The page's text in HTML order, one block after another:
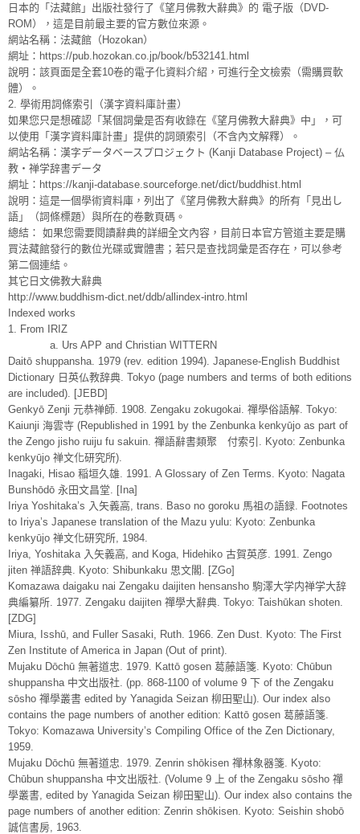
日本的「法藏館」出版社發行了《望月佛教大辭典》的 電子版（DVD-
ROM），這是目前最主要的官方數位來源。
網站名稱：法藏館（Hozokan）
網址：https://pub.hozokan.co.jp/book/b532141.html
說明：該頁面是全套10卷的電子化資料介紹，可進行全文檢索（需購買軟
體）。
2. 學術用詞條索引（漢字資料庫計畫）
如果您只是想確認「某個詞彙是否有收錄在《望月佛教大辭典》中」，可
以使用「漢字資料庫計畫」提供的詞頭索引（不含內文解釋）。
網站名稱：漢字データベースプロジェクト (Kanji Database Project) – 仏
教・禅学辞書データ
網址：https://kanji-database.sourceforge.net/dict/buddhist.html
說明：這是一個學術資料庫，列出了《望月佛教大辭典》的所有「見出し
語」（詞條標題）與所在的卷數頁碼。
總結： 如果您需要閱讀辭典的詳細全文內容，目前日本官方管道主要是購
買法藏館發行的數位光碟或實體書；若只是查找詞彙是否存在，可以參考
第二個連結。
其它日文佛教大辭典
http://www.buddhism-dict.net/ddb/allindex-intro.html
Indexed works
1. From IRIZ
a. Urs APP and Christian WITTERN
Daitō shuppansha. 1979 (rev. edition 1994). Japanese-English Buddhist
Dictionary 日英仏教辞典. Tokyo (page numbers and terms of both editions
are included). [JEBD]
Genkyō Zenji 元恭禅師. 1908. Zengaku zokugokai. 禪學俗語解. Tokyo:
Kaiunji 海雲寺 (Republished in 1991 by the Zenbunka kenkyūjo as part of
the Zengo jisho ruiju fu sakuin. 禪語辭書類聚 付索引. Kyoto: Zenbunka
kenkyūjo 禅文化研究所).
Inagaki, Hisao 稲垣久雄. 1991. A Glossary of Zen Terms. Kyoto: Nagata
Bunshōdō 永田文昌堂. [Ina]
Iriya Yoshitaka’s 入矢義高, trans. Baso no goroku 馬祖の語録. Footnotes
to Iriya’s Japanese translation of the Mazu yulu: Kyoto: Zenbunka
kenkyūjo 禅文化研究所, 1984.
Iriya, Yoshitaka 入矢義高, and Koga, Hidehiko 古賀英彦. 1991. Zengo
jiten 禅語辞典. Kyoto: Shibunkaku 思文閣. [ZGo]
Komazawa daigaku nai Zengaku daijiten hensansho 駒澤大学内禅学大辞
典編纂所. 1977. Zengaku daijiten 禪學大辭典. Tokyo: Taishūkan shoten.
[ZDG]
Miura, Isshū, and Fuller Sasaki, Ruth. 1966. Zen Dust. Kyoto: The First
Zen Institute of America in Japan (Out of print).
Mujaku Dōchū 無著道忠. 1979. Kattō gosen 葛藤語箋. Kyoto: Chūbun
shuppansha 中文出版社. (pp. 868-1100 of volume 9 下 of the Zengaku
sōsho 禪學叢書 edited by Yanagida Seizan 柳田聖山). Our index also
contains the page numbers of another edition: Kattō gosen 葛藤語箋.
Tokyo: Komazawa University’s Compiling Office of the Zen Dictionary,
1959.
Mujaku Dōchū 無著道忠. 1979. Zenrin shōkisen 禪林象器箋. Kyoto:
Chūbun shuppansha 中文出版社. (Volume 9 上 of the Zengaku sōsho 禪
學叢書, edited by Yanagida Seizan 柳田聖山). Our index also contains the
page numbers of another edition: Zenrin shōkisen. Kyoto: Seishin shobō
誠信書房, 1963.